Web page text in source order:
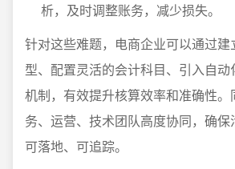
析，及时调整账务，减少损失。
针对这些难题，电商企业可以通过
型、配置灵活的会计科目、引入自
机制，有效提升核算效率和准确性。
务、运营、技术团队高度协同，确
可落地、可追踪。